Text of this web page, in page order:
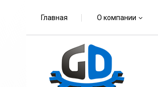
Главная О компании